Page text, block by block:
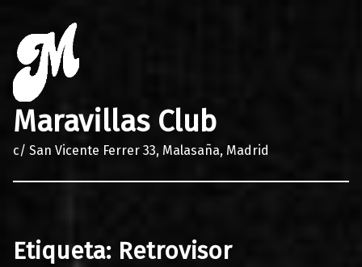
Maravillas Club
c/ San Vicente Ferrer 33, Malasaña, Madrid
Etiqueta: Retrovisor